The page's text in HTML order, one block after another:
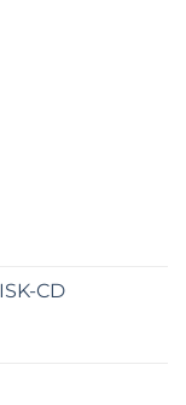
CD